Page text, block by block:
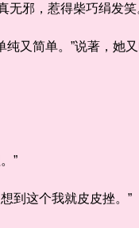
邪，惹得柴巧绢发笑
又简单。”说著，她又
”
到这个我就皮皮挫。”